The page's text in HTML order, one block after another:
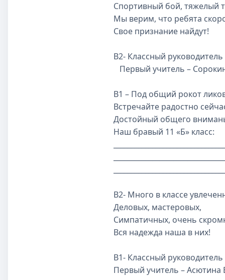
Спортивный бой, тяжелый
Мы верим, что ребята
Свое признание найдут!
В2- Классный
Первый учитель –
В1 – Под общий рокот
Встречайте радостно
Достойный общего
Наш бравый 11 «Б» класс:
В2- Много в классе
Деловых, мастеровых,
Симпатичных, очень
Вся надежда наша в них!
В1- Классный
Первый учитель – Асютина